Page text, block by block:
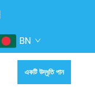
BN
একটি উদ্ধৃতি পান